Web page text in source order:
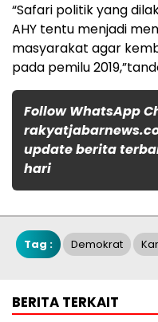
“Safari politik yang
AHY tentu menjadi
masyarakat agar
pada pemilu
Follow WhatsApp
update berita
hari
Tag : Demokrat
BERITA TERKAIT